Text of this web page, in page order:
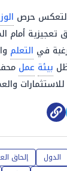
لتعكس حرص
أمام
في التعلم
بيئة عمل
الدول إلحاق